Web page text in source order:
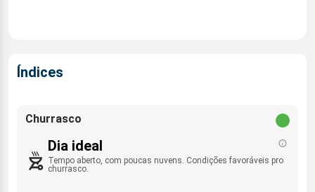
Índices
Churrasco
Dia ideal
Tempo aberto, com poucas nuvens. Condições favoráveis pro
churrasco.